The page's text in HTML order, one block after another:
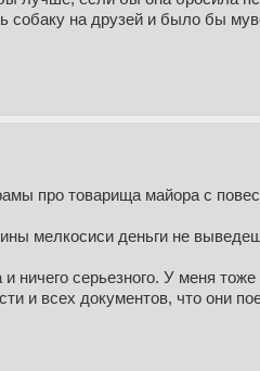
собаку на друзей и было бы
про товарища майора с
мелкосиси деньги не
ничего серьезного. У меня
и всех документов, что они